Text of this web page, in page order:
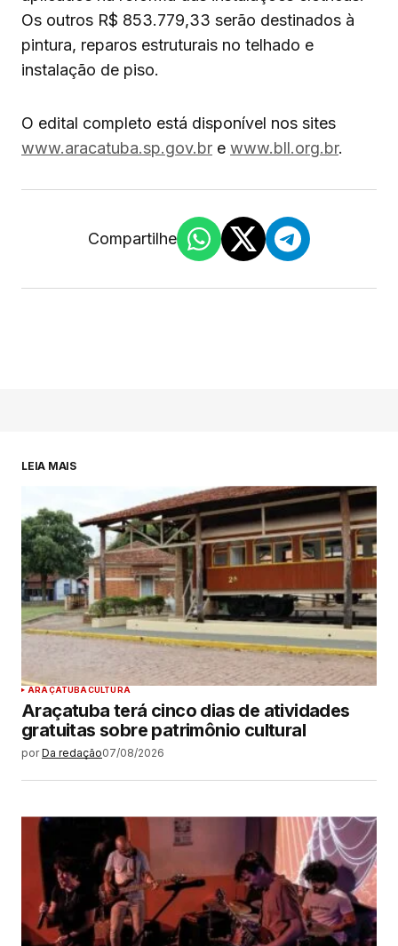
Os outros R$ 853.779,33 serão destinados à
pintura, reparos estruturais no telhado e
instalação de piso.
O edital completo está disponível nos sites
www.aracatuba.sp.gov.br e www.bll.org.br.
Compartilhe
LEIA MAIS
ARAÇATUBACULTURA
Araçatuba terá cinco dias de atividades
gratuitas sobre patrimônio cultural
por Da redação07/08/2026